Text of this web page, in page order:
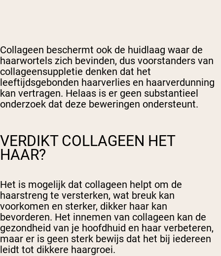
Collageen beschermt ook de huidlaag waar de
haarwortels zich bevinden, dus voorstanders van
collageensuppletie denken dat het
leeftijdsgebonden haarverlies en haarverdunning
kan vertragen. Helaas is er geen substantieel
onderzoek dat deze beweringen ondersteunt.
VERDIKT COLLAGEEN HET
HAAR?
Het is mogelijk dat collageen helpt om de
haarstreng te versterken, wat breuk kan
voorkomen en sterker, dikker haar kan
bevorderen. Het innemen van collageen kan de
gezondheid van je hoofdhuid en haar verbeteren,
maar er is geen sterk bewijs dat het bij iedereen
leidt tot dikkere haargroei.